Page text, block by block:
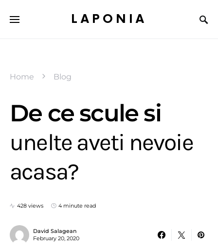
LAPONIA
Home Blog
De ce scule si
unelte aveti nevoie
acasa?
428 views 4 minute read
David Salagean
February 20, 2020